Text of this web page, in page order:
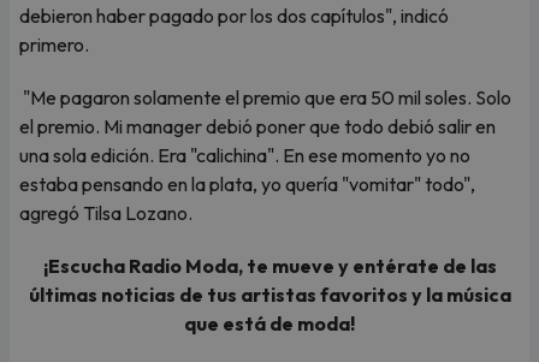
debieron haber pagado por los dos capítulos", indicó
primero.
"Me pagaron solamente el premio que era 50 mil soles. Solo
el premio. Mi manager debió poner que todo debió salir en
una sola edición. Era "calichina". En ese momento yo no
estaba pensando en la plata, yo quería "vomitar" todo",
agregó Tilsa Lozano.
¡Escucha Radio Moda, te mueve y entérate de las
últimas noticias de tus artistas favoritos y la música
que está de moda!